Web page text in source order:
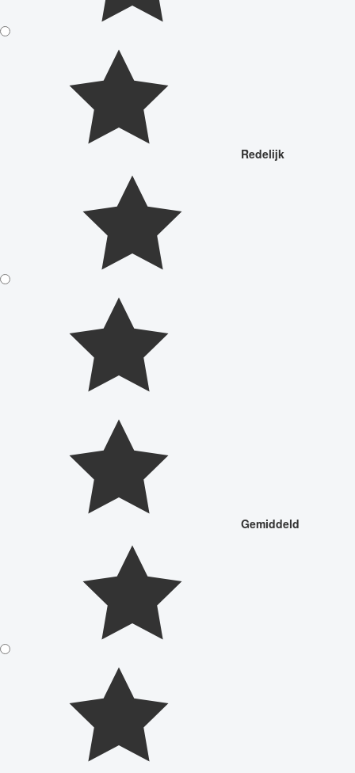
Redelijk
Gemiddeld